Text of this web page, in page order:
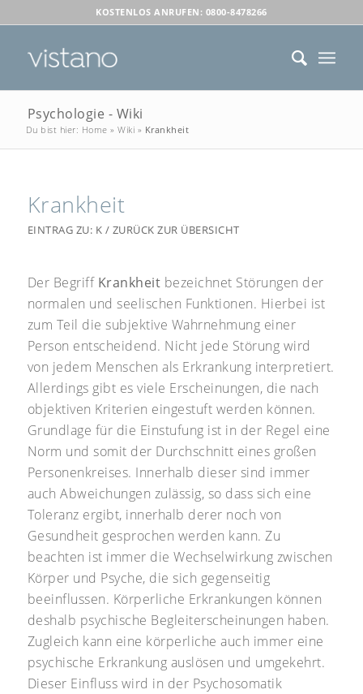
KOSTENLOS ANRUFEN: 0800-8478266
Psychologie - Wiki
Du bist hier: Home »Wiki » Krankheit
Krankheit
EINTRAG ZU: K / ZURÜCK ZUR ÜBERSICHT
Der Begriff Krankheit bezeichnet Störungen der
normalen und seelischen Funktionen. Hierbei ist
zum Teil die subjektive Wahrnehmung einer
Person entscheidend. Nicht jede Störung wird
von jedem Menschen als Erkrankung interpretiert.
Allerdings gibt es viele Erscheinungen, die nach
objektiven Kriterien eingestuft werden können.
Grundlage für die Einstufung ist in der Regel eine
Norm und somit der Durchschnitt eines großen
Personenkreises. Innerhalb dieser sind immer
auch Abweichungen zulässig, so dass sich eine
Toleranz ergibt, innerhalb derer noch von
Gesundheit gesprochen werden kann. Zu
beachten ist immer die Wechselwirkung zwischen
Körper und Psyche, die sich gegenseitig
beeinflussen. Körperliche Erkrankungen können
deshalb psychische Begleiterscheinungen haben.
Zugleich kann eine körperliche auch immer eine
psychische Erkrankung auslösen und umgekehrt.
Dieser Einfluss wird in der Psychosomatik